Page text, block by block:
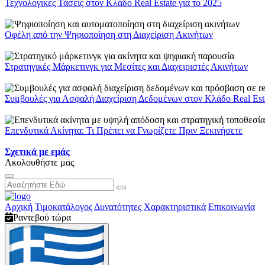
Τεχνολογικές Τάσεις στον Κλάδο Real Estate για το 2025
Οφέλη από την Ψηφιοποίηση στη Διαχείριση Ακινήτων
Στρατηγικές Μάρκετινγκ για Μεσίτες και Διαχειριστές Ακινήτων
Συμβουλές για Ασφαλή Διαχείριση Δεδομένων στον Κλάδο Real
Επενδυτικά Ακίνητα: Τι Πρέπει να Γνωρίζετε Πριν Ξεκινήσετε
Σχετικά με εμάς
Ακολουθήστε μας
Αρχική Τιμοκατάλογος Δυνατότητες Χαρακτηριστικά Επικοινωνία
Ραντεβού τώρα